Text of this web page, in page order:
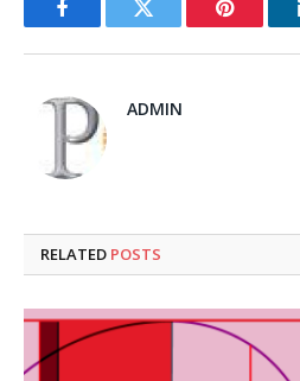
FacebookTwitter Pinterest
ADMIN
RELATED POSTS